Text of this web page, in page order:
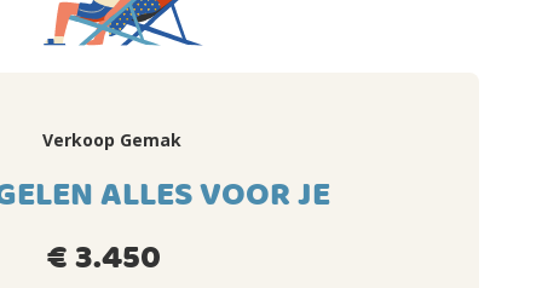
Verkoop Gemak
ALLES VOOR JE
€ 3.450